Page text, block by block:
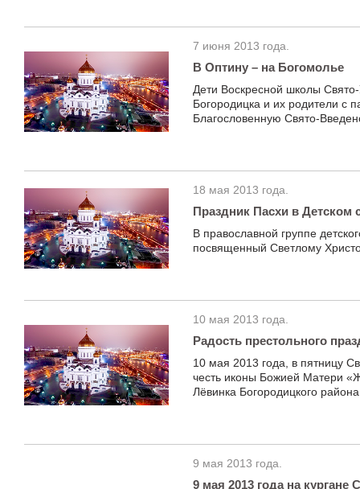
7 июня 2013 года.
В Оптину – на Богомолье
Дети Воскресной школы
Богородицка и их родители с
Благословенную Свято-
18 мая 2013 года.
Праздник Пасхи в Детском
В православной группе
посвященный Светлому
10 мая 2013 года.
Радость престольного
10 мая 2013 года, в пятницу
честь иконы Божией Матери
Лёвинка Богородицкого
9 мая 2013 года.
9 мая 2013 года на